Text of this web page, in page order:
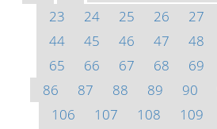
23
24 25 26 27
44
45 46 47 48
65
66 67 68 69
86
87 88 89 90
106
107 108 109